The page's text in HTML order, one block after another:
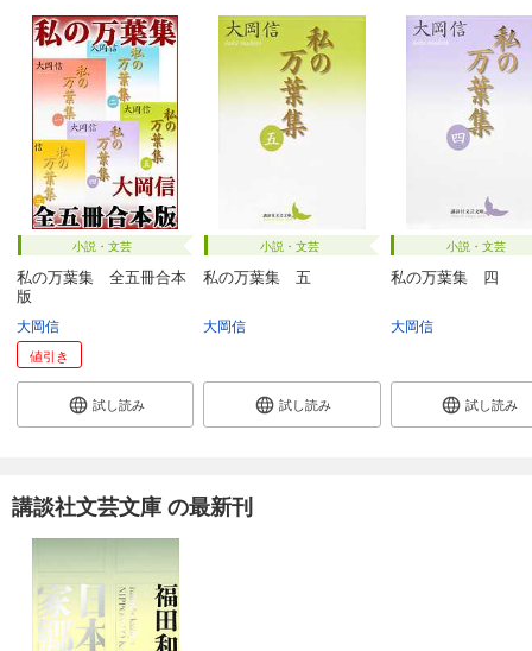
小説・文芸
私の万葉集 全五冊合本
版
大岡信
値引き
試し読み
小説・文芸
私の万葉集 五
大岡信
試し読み
小説・文芸
私の万葉集 四
大岡信
試し読み
講談社文芸文庫 の最新刊